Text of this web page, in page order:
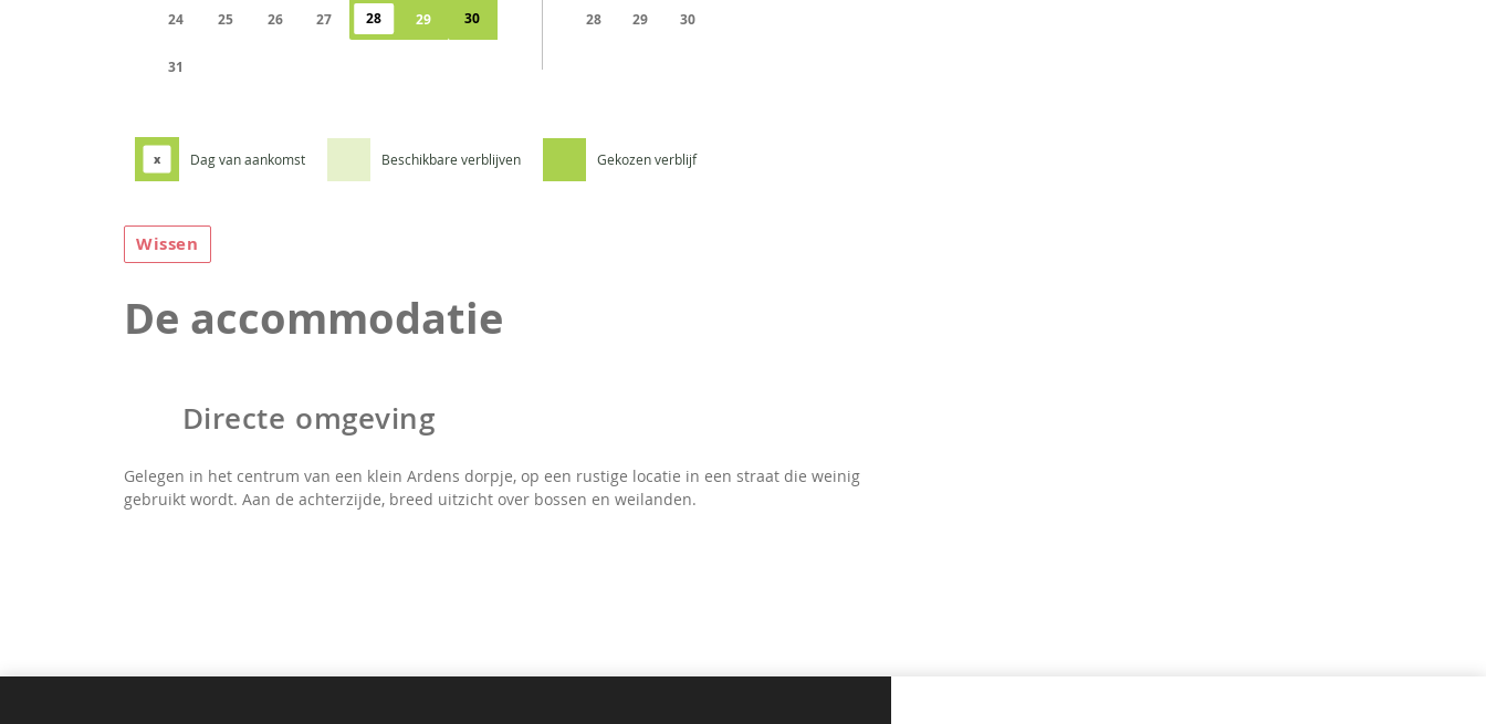
24 25 26 27 28 29 30
31
28 29 30
x Dag van aankomst Beschikbare verblijven Gekozen verblijf
Wissen
De accommodatie
Directe omgeving
Gelegen in het centrum van een klein Ardens dorpje, op een rustige locatie in een straat die weinig
gebruikt wordt. Aan de achterzijde, breed uitzicht over bossen en weilanden.